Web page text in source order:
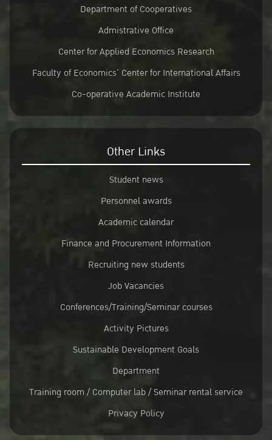
Department of Cooperatives
Admistrative Office
Center for Applied Economics Research
Faculty of Economics’ Center for International Affairs
Co-operative Academic Institute
Other Links
Student news
Personnel awards
Academic calendar
Finance and Procurement Information
Recruiting new students
Job Vacancies
Conferences/Training/Seminar courses
Activity Pictures
Sustainable Development Goals
Department
Training room / Computer lab / Seminar rental service
Privacy Policy